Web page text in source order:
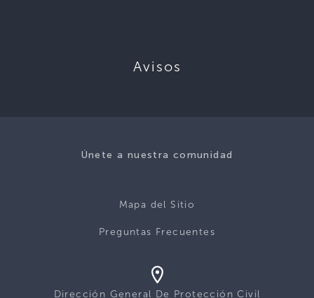
Avisos
Únete a nuestra comunidad
Mapa del Sitio
Preguntas Frecuentes
Dirección General De Protección Civil